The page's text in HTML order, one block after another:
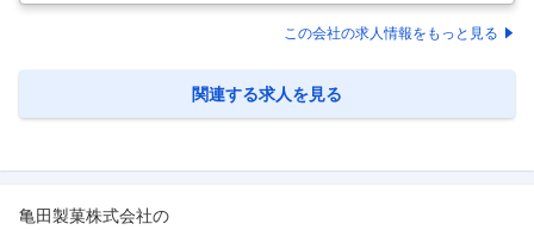
他、20キロ程度の原料が入った袋を持ち運びすることがあり、一定の力
仕事が発生します。 ■教育体制・就業環境： ・座学研修後は現場社員か
・安全教育、危険予知トレーニング（月1回）、安全活動（毎月重点目
標を決めて実施）等を行っており、安全対策も徹底して
この会社の求人情報をもっと見る
関連する求人を見る
亀田製菓株式会社の